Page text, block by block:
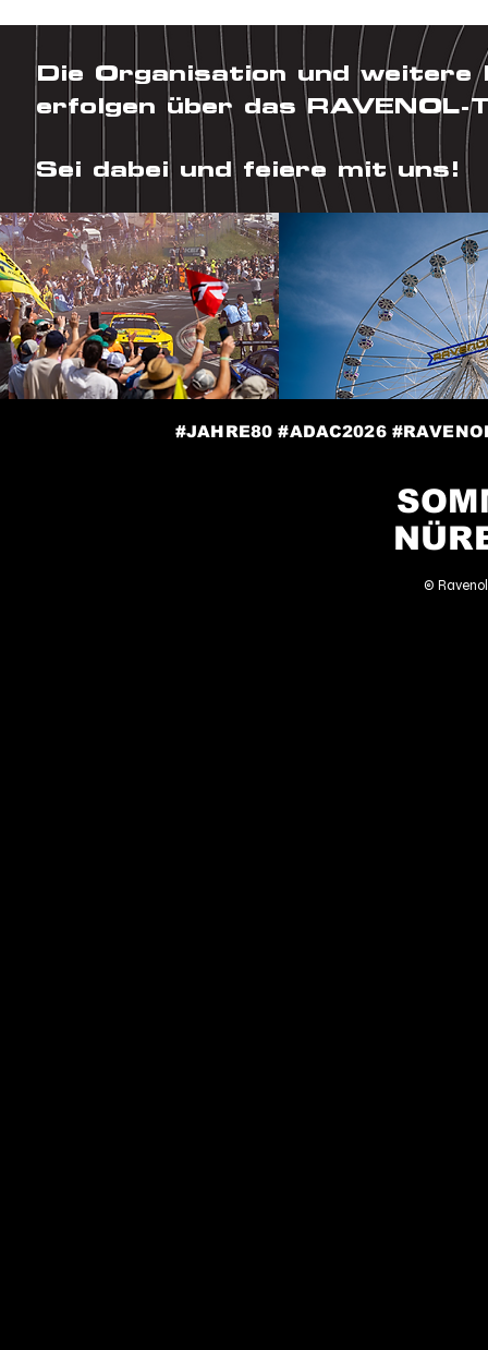
Die Organisation und weitere
erfolgen über das RAVENOL-
Sei dabei und feiere mit uns!
#JAHRE80 #ADAC2026
©